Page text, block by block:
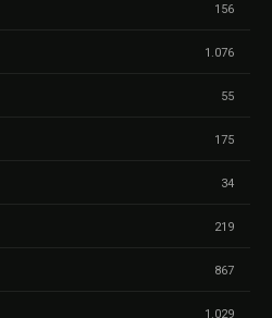
156
1.076
55
175
34
219
867
1.029